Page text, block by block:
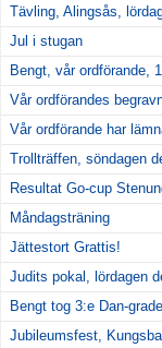
Tävling, Alingsås,
Jul i stugan
Bengt, vår ordförande,
Vår ordförandes
Vår ordförande har
Trollträffen, söndagen
Resultat Go-cup
Måndagsträning
Jättestort Grattis!
Judits pokal, lördagen
Bengt tog 3:e Dan-
Jubileumsfest,